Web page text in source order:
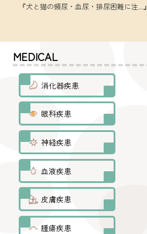
『犬と猫の頻尿・血尿・排尿困難に注...』
MEDICAL
消化器疾患
眼科疾患
神経疾患
血液疾患
皮膚疾患
腫瘍疾患